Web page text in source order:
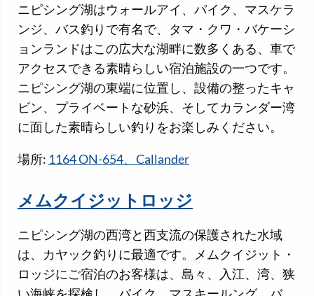
ニピシング湖はウォールアイ、パイク、マスケラ
ンジ、バス釣りで有名で、タマ・クワ・バケーシ
ョンランドはこの広大な湖畔に数多くある、車で
アクセスできる素晴らしい宿泊施設の一つです。
ニピシング湖の東端に位置し、設備の整ったキャ
ビン、プライベートな砂浜、そしてカランダー湾
に面した素晴らしい釣りをお楽しみください。
場所: 1164 ON-654、Callander
メムクイジットロッジ
ニピシング湖の西湾と西支流の保護された水域
は、カヤック釣りに最適です。メムクイジット・
ロッジにご宿泊のお客様は、島々、入江、湾、狭